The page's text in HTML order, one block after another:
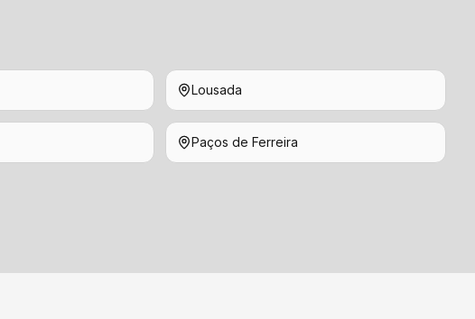
Lousada
Paços de Ferreira